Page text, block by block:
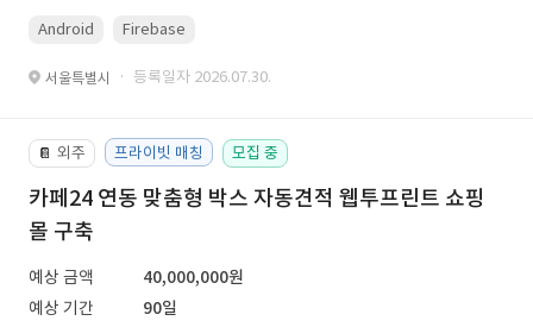
Android Firebase
서울특별시 · 등록일자 2026.07.30.
📔 외주 프라이빗 매칭 모집 중
카페24 연동 맞춤형 박스 자동견적 웹투프린트 쇼핑
몰 구축
예상 금액
40,000,000원
예상 기간
90일